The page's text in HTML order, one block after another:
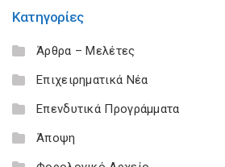
Κατηγορίες
Άρθρα – Μελέτες
Επιχειρηματικά Νέα
Επενδυτικά Προγράμματα
Άποψη